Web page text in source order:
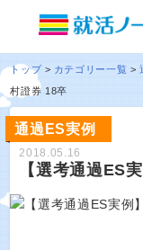
トップ カテゴリー一覧
村證券 18卒
通過ES実例
2018.05.16
【選考通過ES